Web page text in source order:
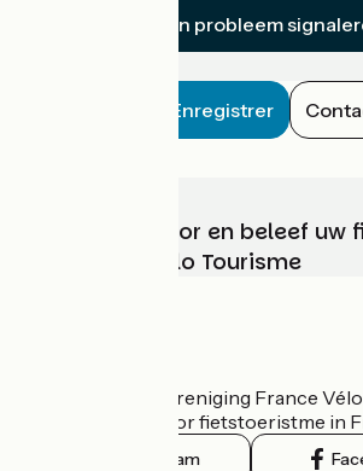
Een probleem
Enregistrer
Kies, bereid voor en beleef uw
met France Vélo Tourisme
De nationale vereniging France
officiële gids voor fietstoeristme in
Instagram